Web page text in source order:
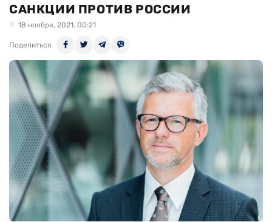
САНКЦИИ ПРОТИВ РОССИИ
18 ноября, 2021, 00:21
Поделиться